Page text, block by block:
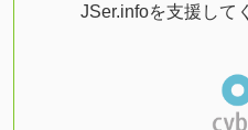
JSer.infoを支援して